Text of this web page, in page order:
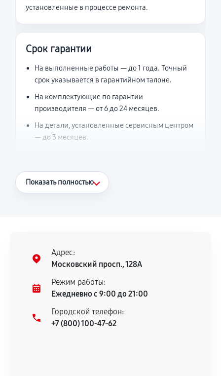
установленные в процессе ремонта.
Срок гарантии
На выполненные работы — до 1 года. Точный
срок указывается в гарантийном талоне.
На комплектующие по гарантии
производителя — от 6 до 24 месяцев.
На детали, установленные сервисным центром
— до 3 месяцев.
Что считается гарантийным случаем
нормальной эксплуатации в течение
гарантийного срока.
Несоответствие комплектующей заявленным
техническим характеристикам.
Документы для подтверждения
Показать полностью
Адрес:
Московский просп., 128А
Режим работы:
Ежедневно с 9:00 до 21:00
Городской телефон:
+7 (800) 100-47-62